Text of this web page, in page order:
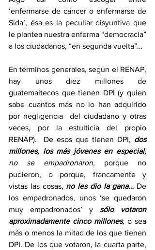
‘enfermarse de cáncer o enfermarse de
Sida’, ésa es la peculiar disyuntiva que
le plantea nuestra enferma “democracia”
a los ciudadanos, “en segunda vuelta”…
En términos generales, según el RENAP,
hay unos diez millones de
guatemaltecos que tienen DPI (y quien
sabe cuántos más no lo han adquirido
por negligencia  del ciudadano y otras
veces, por la estulticia del propio
RENAP).  De esos que tienen DPI, dos
millones, los más jóvenes en especial,
no se empadronaron, porque no
pudieron, o porque, francamente y
vistas las cosas, no les dio la gana… De
los empadronados, unos ‘se quedaron
muy empadronados’ y sólo votaron
aproximadamente cinco millones, o sea
más o menos la mitad de los que tienen
DPI. De los que votaron, la cuarta parte,